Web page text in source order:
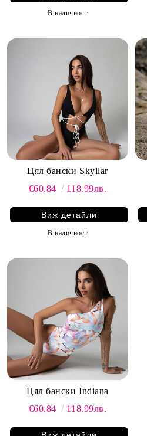
В наличност
Цял бански Skyllar
€60.84
118.99лв.
Виж детайли
В наличност
Цял бански Indiana
€60.84
118.99лв.